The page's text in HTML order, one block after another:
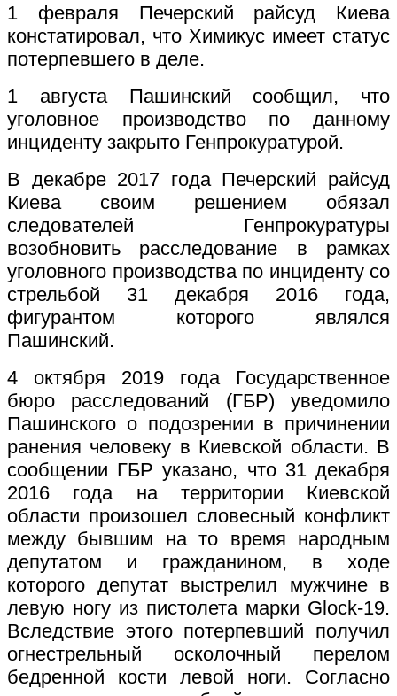
1 февраля Печерский райсуд Киева
констатировал, что Химикус имеет статус
потерпевшего в деле.
1 августа Пашинский сообщил, что
уголовное производство по данному
инциденту закрыто Генпрокуратурой.
В декабре 2017 года Печерский райсуд
Киева своим решением обязал
следователей Генпрокуратуры
возобновить расследование в рамках
уголовного производства по инциденту со
стрельбой 31 декабря 2016 года,
фигурантом которого являлся
Пашинский.
4 октября 2019 года Государственное
бюро расследований (ГБР) уведомило
Пашинского о подозрении в причинении
ранения человеку в Киевской области. В
сообщении ГБР указано, что 31 декабря
2016 года на территории Киевской
области произошел словесный конфликт
между бывшим на то время народным
депутатом и гражданином, в ходе
которого депутат выстрелил мужчине в
левую ногу из пистолета марки Glock-19.
Вследствие этого потерпевший получил
огнестрельный осколочный перелом
бедренной кости левой ноги. Согласно